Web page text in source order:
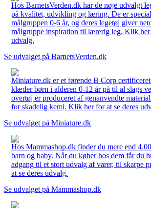
Hos BarnetsVerden.dk har de nøje udvalgt
på kvalitet, udvikling og læring. De er
målgruppen 0-6 år, og deres legetøj giver
målgruppe inspiration til lærerig leg. Klik her
udvalg.
Se udvalget på BarnetsVerden.dk
Miniature.dk er et førende B Corp
klæder børn i alderen 0-12 år på til al slags
overtøj er produceret af genanvendte
for skadelig kemi. Klik her for at se deres
Se udvalget på Miniature.dk
Hos Mammashop.dk finder du mere end
barn og baby. Når du køber hos dem får du
adgang til et stort udvalg af varer, til skarpe
at se deres udvalg.
Se udvalget på Mammashop.dk